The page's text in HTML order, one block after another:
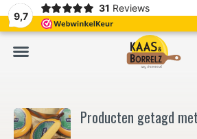
9,7
31 Reviews
Vers van het mes en
Producten getagd